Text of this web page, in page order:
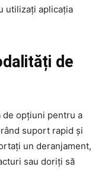
utilizați aplicația
de
de opțiuni pentru a
suport rapid și
un deranjament,
sau doriți să